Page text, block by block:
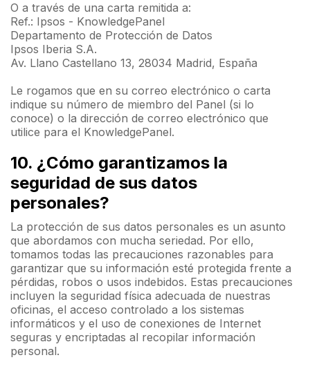
O a través de una carta remitida a:
Ref.: Ipsos - KnowledgePanel
Departamento de Protección de Datos
Ipsos Iberia S.A.
Av. Llano Castellano 13, 28034 Madrid, España
Le rogamos que en su correo electrónico o carta
indique su número de miembro del Panel (si lo
conoce) o la dirección de correo electrónico que
utilice para el KnowledgePanel.
10. ¿Cómo garantizamos la
seguridad de sus datos
personales?
La protección de sus datos personales es un asunto
que abordamos con mucha seriedad. Por ello,
tomamos todas las precauciones razonables para
garantizar que su información esté protegida frente a
pérdidas, robos o usos indebidos. Estas precauciones
incluyen la seguridad física adecuada de nuestras
oficinas, el acceso controlado a los sistemas
informáticos y el uso de conexiones de Internet
seguras y encriptadas al recopilar información
personal.